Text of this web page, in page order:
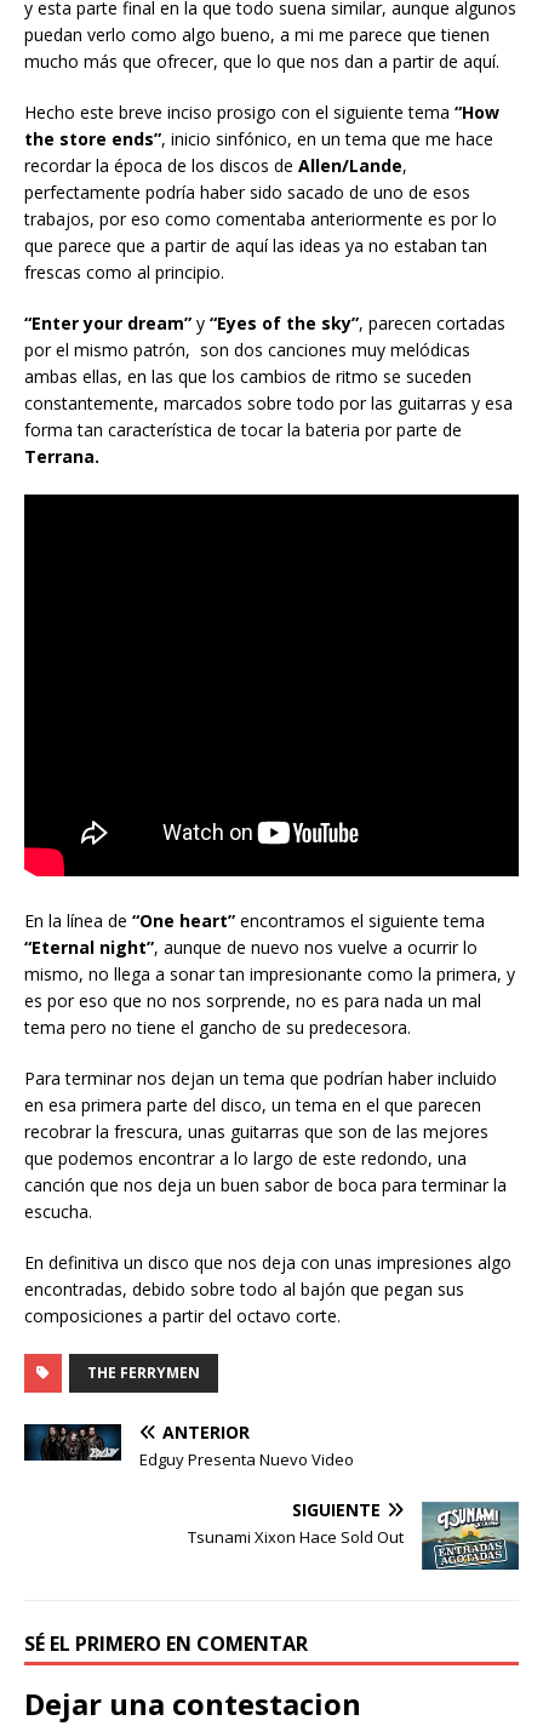
y esta parte final en la que todo suena similar, aunque algunos
puedan verlo como algo bueno, a mi me parece que tienen
mucho más que ofrecer, que lo que nos dan a partir de aquí.
Hecho este breve inciso prosigo con el siguiente tema “How
the store ends”, inicio sinfónico, en un tema que me hace
recordar la época de los discos de Allen/Lande,
perfectamente podría haber sido sacado de uno de esos
trabajos, por eso como comentaba anteriormente es por lo
que parece que a partir de aquí las ideas ya no estaban tan
frescas como al principio.
“Enter your dream” y “Eyes of the sky”, parecen cortadas
por el mismo patrón, son dos canciones muy melódicas
ambas ellas, en las que los cambios de ritmo se suceden
constantemente, marcados sobre todo por las guitarras y esa
forma tan característica de tocar la bateria por parte de
Terrana.
En la línea de “One heart” encontramos el siguiente tema
“Eternal night”, aunque de nuevo nos vuelve a ocurrir lo
mismo, no llega a sonar tan impresionante como la primera, y
es por eso que no nos sorprende, no es para nada un mal
tema pero no tiene el gancho de su predecesora.
Para terminar nos dejan un tema que podrían haber incluido
en esa primera parte del disco, un tema en el que parecen
recobrar la frescura, unas guitarras que son de las mejores
que podemos encontrar a lo largo de este redondo, una
canción que nos deja un buen sabor de boca para terminar la
escucha.
En definitiva un disco que nos deja con unas impresiones algo
encontradas, debido sobre todo al bajón que pegan sus
composiciones a partir del octavo corte.
THE FERRYMEN
ANTERIOR
Edguy Presenta Nuevo Video
SIGUIENTE
Tsunami Xixon Hace Sold Out
SÉ EL PRIMERO EN COMENTAR
Dejar una contestacion